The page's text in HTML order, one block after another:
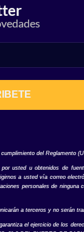
del Reglamento
por usted u obtenidos de
a usted vía correo
personales de
a terceros y no serán
el ejercicio de los